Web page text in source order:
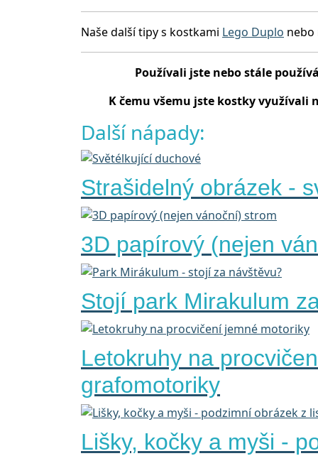
Naše další tipy s kostkami Lego Duplo nebo
Používali jste nebo stále
K čemu všemu jste kostky využívali
Další nápady:
Strašidelný obrázek -
3D papírový (nejen
Stojí park Mirakulum
Letokruhy na
grafomotoriky
Lišky, kočky a myši -